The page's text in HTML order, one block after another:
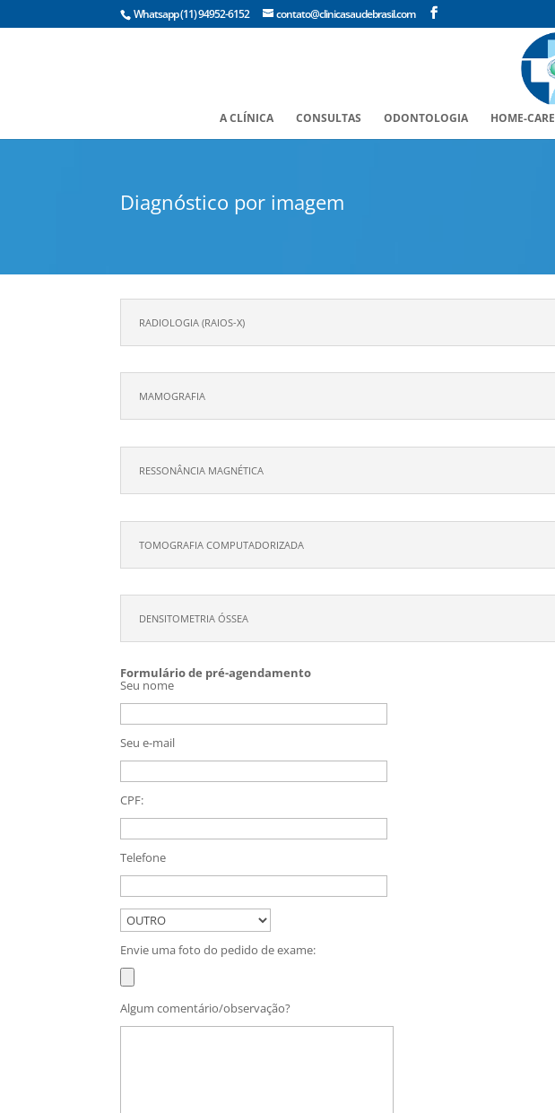
Whatsapp(11) 94952-6152 contato@clinicasaudebrasil.com
A CLÍNICA CONSULTAS ODONTOLOGIA HOME-CARE
Diagnóstico por imagem
RADIOLOGIA (RAIOS-X)
MAMOGRAFIA
RESSONÂNCIA MAGNÉTICA
TOMOGRAFIA COMPUTADORIZADA
DENSITOMETRIA ÓSSEA
Formulário de pré-agendamento
Seu nome
Seu e-mail
CPF:
Telefone
Envie uma foto do pedido de exame:
Algum comentário/observação?